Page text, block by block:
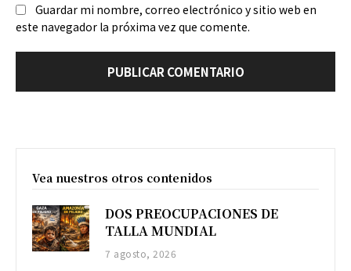
Guardar mi nombre, correo electrónico y sitio web en
este navegador la próxima vez que comente.
Vea nuestros otros contenidos
DOS PREOCUPACIONES DE
TALLA MUNDIAL
7 agosto, 2026